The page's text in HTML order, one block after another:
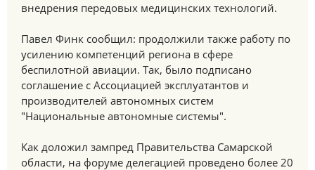
внедрения передовых медицинских технологий.
Павел Финк сообщил: продолжили также работу по
усилению компетенций региона в сфере
беспилотной авиации. Так, было подписано
соглашение с Ассоциацией эксплуатантов и
производителей автономных систем
"Национальные автономные системы".
Как доложил зампред Правительства Самарской
области, на форуме делегацией проведено более 20